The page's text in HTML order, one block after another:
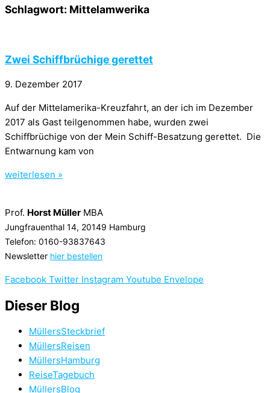
Schlagwort: Mittelamwerika
Zwei Schiffbrüchige gerettet
9. Dezember 2017
Auf der Mittelamerika-Kreuzfahrt, an der ich im Dezember
2017 als Gast teilgenommen habe, wurden zwei
Schiffbrüchige von der Mein Schiff-Besatzung gerettet. Die
Entwarnung kam von
weiterlesen »
Prof. Horst Müller MBA
Jungfrauenthal 14, 20149 Hamburg
Telefon: 0160-93837643
Newsletter hier bestellen
Facebook Twitter Instagram Youtube Envelope
Dieser Blog
MüllersSteckbrief
MüllersReisen
MüllersHamburg
ReiseTagebuch
MüllersBlog